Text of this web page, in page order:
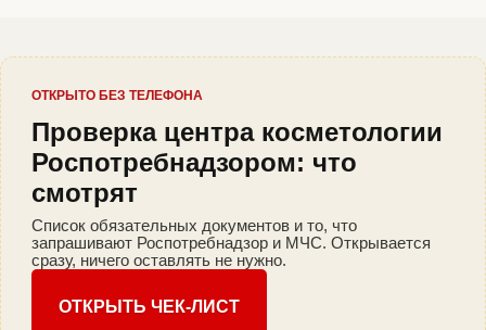
ОТКРЫТО БЕЗ ТЕЛЕФОНА
Проверка центра косметологии
Роспотребнадзором: что
смотрят
Список обязательных документов и то, что
запрашивают Роспотребнадзор и МЧС. Открывается
сразу, ничего оставлять не нужно.
ОТКРЫТЬ ЧЕК-ЛИСТ